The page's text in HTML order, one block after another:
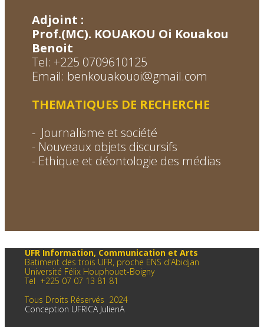
Adjoint :
Prof.(MC). KOUAKOU Oi Kouakou
Benoit
Tel: +225 0709610125
Email: benkouakouoi@gmail.com
THEMATIQUES DE RECHERCHE
- Journalisme et société
- Nouveaux objets discursifs
- Ethique et déontologie des médias
UFR Information, Communication et Arts
Batiment des trois UFR, proche ENS d'Abidjan
Université Félix Houphouet-Boigny
Tel +225 07 07 13 81 81
Tous Droits Réservés 2024
Conception UFRICA JulienA